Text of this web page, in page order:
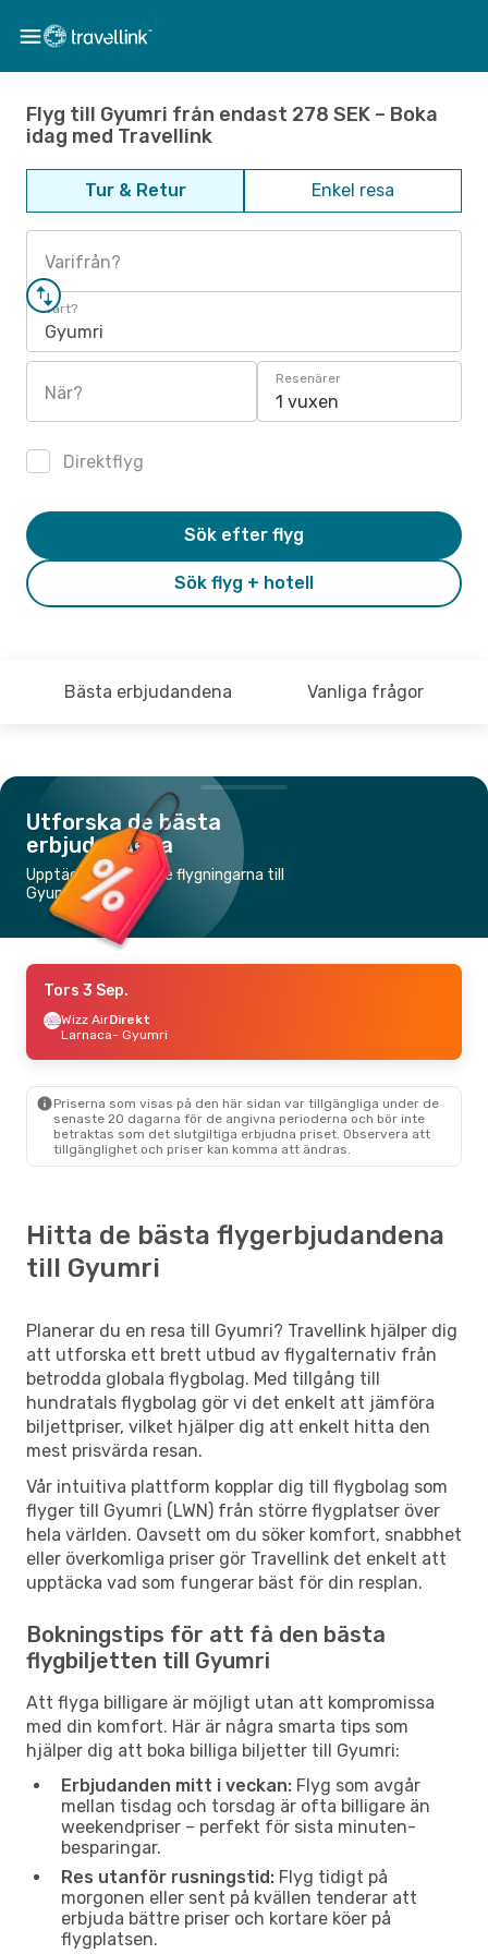
Flyg till Gyumri från endast 278 SEK – Boka
idag med Travellink
Tur & Retur Enkel resa
Varifrån?
Vart?
Gyumri
När?
Resenärer
1 vuxen
Direktflyg
Sök flyg + hotell
Sök efter flyg
Bästa erbjudandena Vanliga frågor
Utforska de bästa
erbjudandena
Upptäck de billigaste flygningarna till
Gyumri
Tors 3 Sep.
Wizz AirDirekt
Larnaca- Gyumri
Priserna som visas på den här sidan var tillgängliga under de
senaste 20 dagarna för de angivna perioderna och bör inte
betraktas som det slutgiltiga erbjudna priset. Observera att
tillgänglighet och priser kan komma att ändras.
Hitta de bästa flygerbjudandena
till Gyumri
Planerar du en resa till Gyumri? Travellink hjälper dig
att utforska ett brett utbud av flygalternativ från
betrodda globala flygbolag. Med tillgång till
hundratals flygbolag gör vi det enkelt att jämföra
biljettpriser, vilket hjälper dig att enkelt hitta den
mest prisvärda resan.
Vår intuitiva plattform kopplar dig till flygbolag som
flyger till Gyumri (LWN) från större flygplatser över
hela världen. Oavsett om du söker komfort, snabbhet
eller överkomliga priser gör Travellink det enkelt att
upptäcka vad som fungerar bäst för din resplan.
Bokningstips för att få den bästa
flygbiljetten till Gyumri
Att flyga billigare är möjligt utan att kompromissa
med din komfort. Här är några smarta tips som
hjälper dig att boka billiga biljetter till Gyumri:
Erbjudanden mitt i veckan: Flyg som avgår
mellan tisdag och torsdag är ofta billigare än
weekendpriser – perfekt för sista minuten-
besparingar.
Res utanför rusningstid: Flyg tidigt på
morgonen eller sent på kvällen tenderar att
erbjuda bättre priser och kortare köer på
flygplatsen.